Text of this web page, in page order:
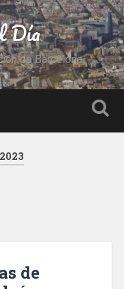
Día
de Barcelona
de